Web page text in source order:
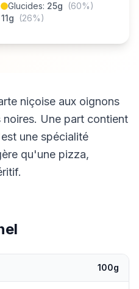
Glucides: 25g
(60%)
11g (26%)
niçoise aux oignons
Une part contient
une spécialité
qu'une pizza,
100g